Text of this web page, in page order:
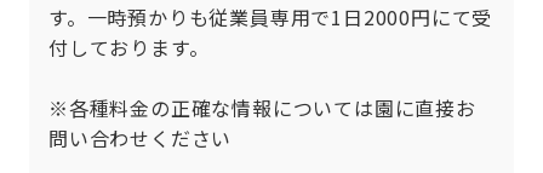
す。一時預かりも従業員専用で1日2000円にて受
付しております。
※各種料金の正確な情報については園に直接お
問い合わせください